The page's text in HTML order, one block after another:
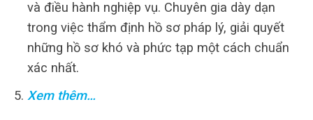
và điều hành nghiệp vụ. Chuyên gia dày dạn
trong việc thẩm định hồ sơ pháp lý, giải quyết
những hồ sơ khó và phức tạp một cách chuẩn
xác nhất.
Xem thêm…